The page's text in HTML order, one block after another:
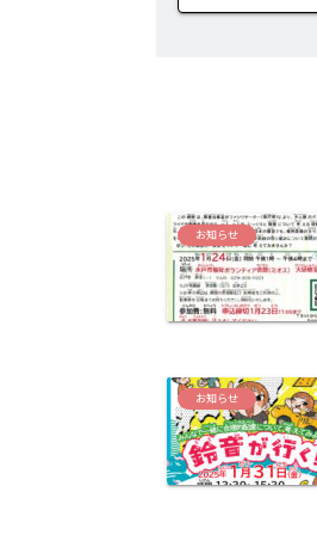
お知らせ
お知らせ